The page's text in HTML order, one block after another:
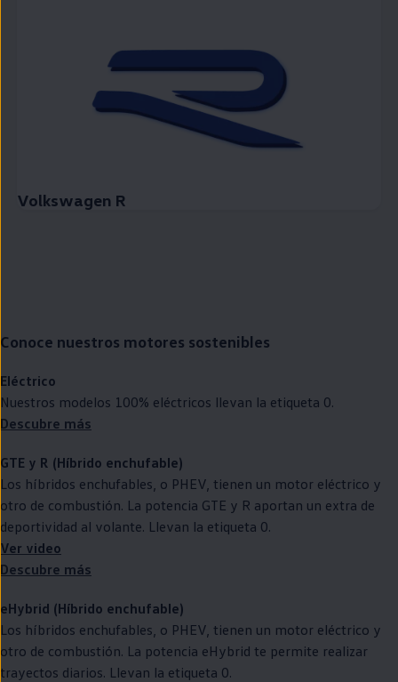
Volkswagen R
Conoce nuestros motores sostenibles
Eléctrico
Nuestros modelos 100% eléctricos llevan la etiqueta 0.
Descubre más
GTE y R (Híbrido enchufable)
Los híbridos enchufables, o PHEV, tienen un motor eléctrico y
otro de combustión. La potencia GTE y R aportan un extra de
deportividad al volante. Llevan la etiqueta 0.
Ver video
Descubre más
eHybrid (Híbrido enchufable)
Los híbridos enchufables, o PHEV, tienen un motor eléctrico y
otro de combustión. La potencia eHybrid te permite realizar
trayectos diarios. Llevan la etiqueta 0.